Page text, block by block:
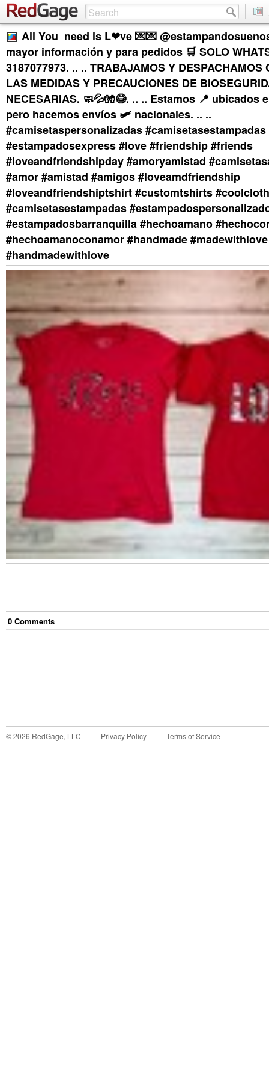
All You need is L❤ve 💌💌
mayor información y para pedidos 🛒 SOLO
3187077973. .. .. TRABAJAMOS Y DESPACHAMOS
LAS MEDIDAS Y PRECAUCIONES DE
NECESARIAS. 🧼💦🧤😷. .. .. Estamos 📍 ubicados
pero hacemos envíos 🛩️ nacionales. .. ..
#camisetaspersonalizadas #camisetasestampadas
#estampadosexpress #love #friendship #friends
#loveandfriendshipday #amoryamistad
#amor #amistad #amigos #loveamdfriendship
#loveandfriendshiptshirt #customtshirts
#camisetasestampadas
#estampadosbarranquilla #hechoamano
#hechoamanoconamor #handmade #madewithlove
#handmadewithlove
0 Comments
©2026 RedGage, LLC Privacy Policy Terms of Service